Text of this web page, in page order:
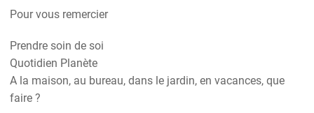
Pour vous remercier
Prendre soin de soi
Quotidien Planète
A la maison, au bureau, dans le jardin, en vacances, que
faire ?